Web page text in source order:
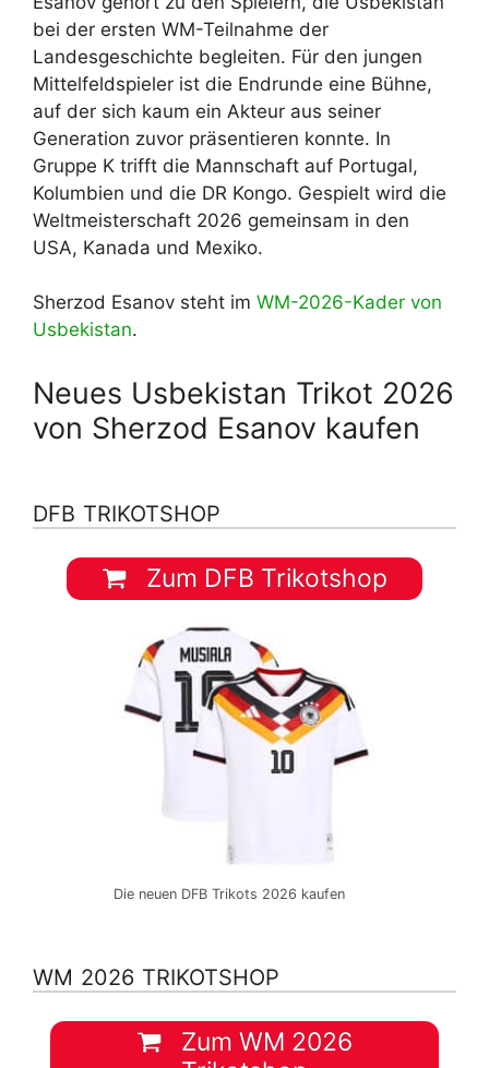
bei der ersten WM-Teilnahme der
Landesgeschichte begleiten. Für den jungen
Mittelfeldspieler ist die Endrunde eine Bühne,
auf der sich kaum ein Akteur aus seiner
Generation zuvor präsentieren konnte. In
Gruppe K trifft die Mannschaft auf Portugal,
Kolumbien und die DR Kongo. Gespielt wird die
Weltmeisterschaft 2026 gemeinsam in den
USA, Kanada und Mexiko.
Sherzod Esanov steht im WM-2026-Kader von
Usbekistan.
Neues Usbekistan Trikot 2026
von Sherzod Esanov kaufen
DFB TRIKOTSHOP
Zum DFB Trikotshop
Die neuen DFB Trikots 2026 kaufen
WM 2026 TRIKOTSHOP
Zum WM 2026